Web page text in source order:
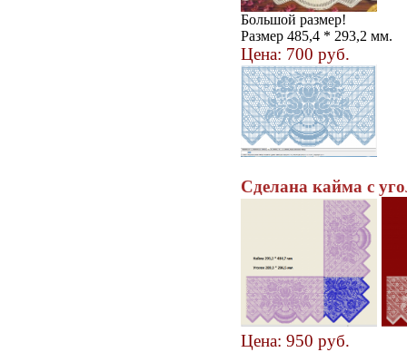
Большой размер!
Размер 485,4 * 293,2 мм.
Цена: 700 руб.
Сделана кайма с
Цена: 950 руб.